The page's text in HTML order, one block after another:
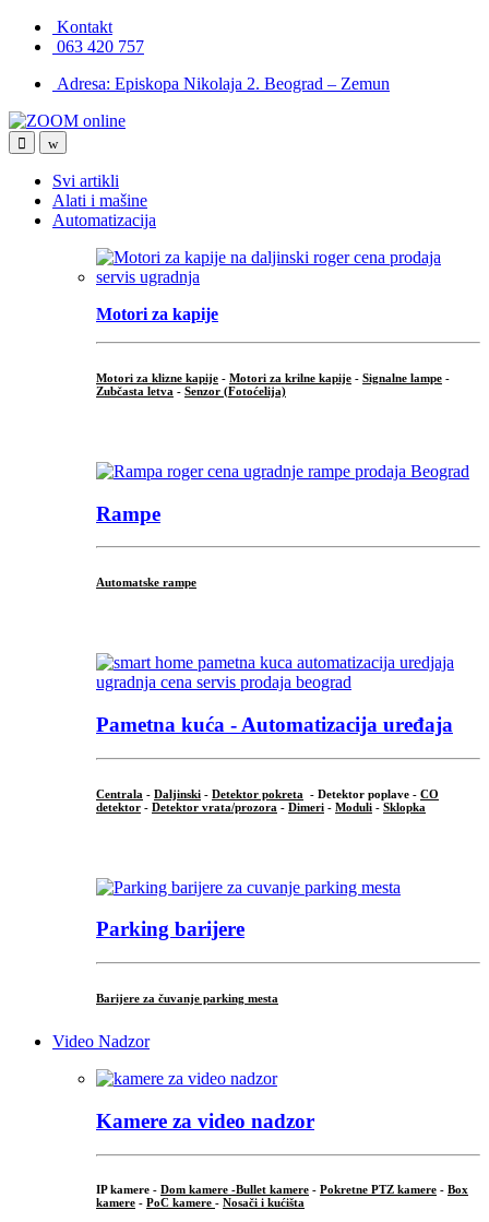
Skip
Skip
Kontakt
063 420 757
Adresa: Episkopa Nikolaja 2. Beograd – Zemun
OpenClose
Svi artikli
Alati i mašine
Automatizacija
Motori za kapije
Motori za klizne kapije - Motori za krilne kapije - Signalne lampe -
Zubčasta letva - Senzor (Fotoćelija)
Rampe
Automatske rampe
Pametna kuća - Automatizacija uređaja
Centrala - Daljinski - Detektor pokreta - Detektor poplave - CO
detektor - Detektor vrata/prozora - Dimeri - Moduli - Sklopka
Parking barijere
Barijere za čuvanje parking mesta
Video Nadzor
Kamere za video nadzor
IP kamere - Dom kamere -Bullet kamere - Pokretne PTZ kamere - Box
kamere - PoC kamere - Nosači i kućišta